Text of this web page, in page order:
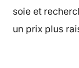
soie et
un prix plus